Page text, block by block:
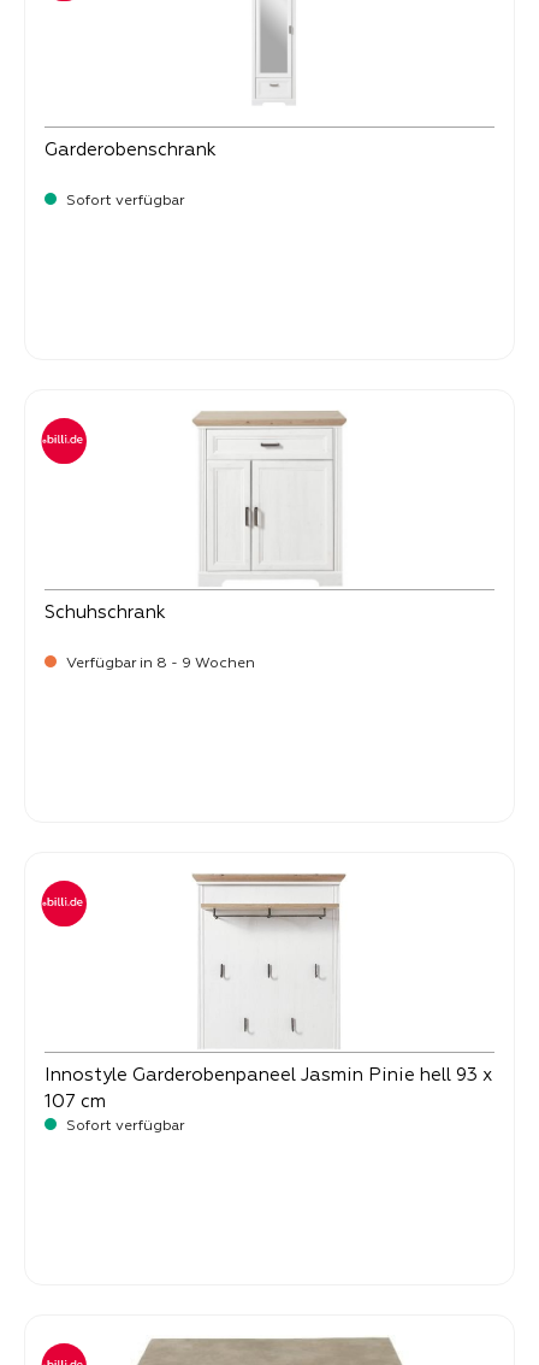
Garderobenschrank
Sofort verfügbar
Schuhschrank
Verfügbar in 8 - 9 Wochen
Innostyle Garderobenpaneel Jasmin Pinie hell 93 x
107 cm
Sofort verfügbar